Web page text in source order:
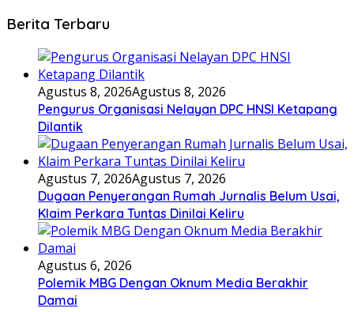
Berita Terbaru
Agustus 8, 2026Agustus 8, 2026
Pengurus Organisasi Nelayan DPC HNSI Ketapang
Dilantik
Agustus 7, 2026Agustus 7, 2026
Dugaan Penyerangan Rumah Jurnalis Belum Usai,
Klaim Perkara Tuntas Dinilai Keliru
Agustus 6, 2026
Polemik MBG Dengan Oknum Media Berakhir
Damai